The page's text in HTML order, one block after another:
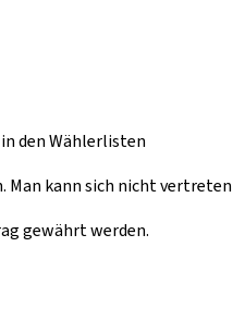
den Wählerlisten
kann sich nicht vertreten
gewährt werden.